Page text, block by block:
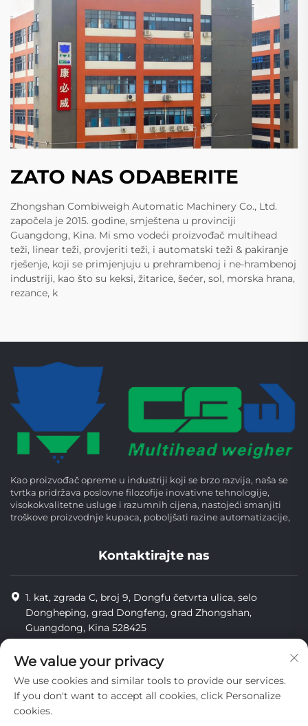
ZATO NAS ODABERITE
Zhongshan Combiweigh Automatic Machinery Co., Ltd.
započela je 2015. godine, smještena u provinciji
Guangdong, Kina. Mi smo vodeći proizvođač multihead
teži, linear teži, provjeriti teži, i automatski teži & pakiranje
rješenje, koji se primjenjuju u prehrambenoj i ne-hrambenoj
industriji, kao što su keksi, žitarice, šećer, sol, morska hrana,
rezance, k
Kao proizvođač opreme u industriji koji se brzo razvija, naša se
tvrtka pridržava poslovne filozofije inovativne tehnologije,
visokokvalitetne usluge i razumnih cijena, nastojeći smanjiti
troškove proizvodnje kupaca, poboljšati razine automatizacije,
Kontaktirajte nas
1. kat, zgrada C, broj 9, Dongfu četvrta ulica, selo
Dongheping, grad Dongfeng, grad Zhongshan,
Guangdong, Kina 528425
[email protected]
We value your privacy
We use cookies and similar tools to provide our services.
If you don't want to accept all cookies, click Personalize
cookies.